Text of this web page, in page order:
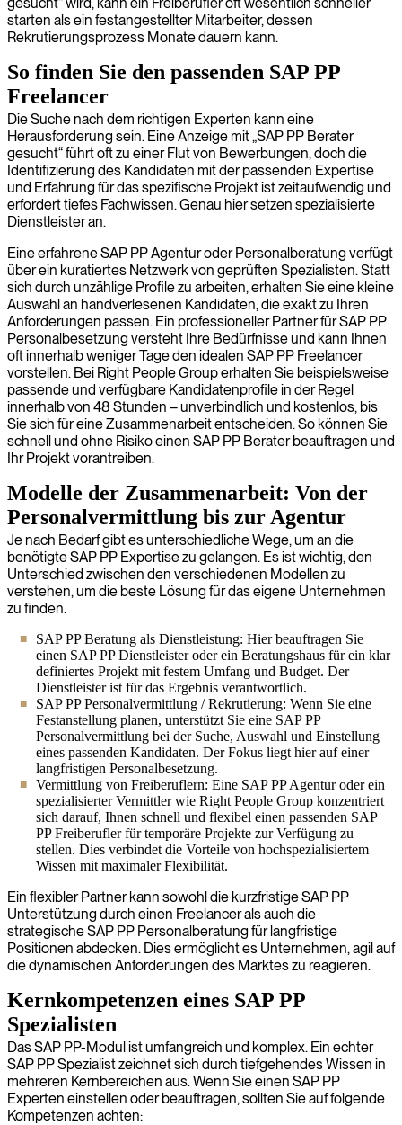
starten als ein festangestellter Mitarbeiter, dessen
Rekrutierungsprozess Monate dauern kann.
So finden Sie den passenden SAP PP
Freelancer
Die Suche nach dem richtigen Experten kann eine
Herausforderung sein. Eine Anzeige mit „SAP PP Berater
gesucht“ führt oft zu einer Flut von Bewerbungen, doch die
Identifizierung des Kandidaten mit der passenden Expertise
und Erfahrung für das spezifische Projekt ist zeitaufwendig und
erfordert tiefes Fachwissen. Genau hier setzen spezialisierte
Dienstleister an.
Eine erfahrene SAP PP Agentur oder Personalberatung verfügt
über ein kuratiertes Netzwerk von geprüften Spezialisten. Statt
sich durch unzählige Profile zu arbeiten, erhalten Sie eine kleine
Auswahl an handverlesenen Kandidaten, die exakt zu Ihren
Anforderungen passen. Ein professioneller Partner für SAP PP
Personalbesetzung versteht Ihre Bedürfnisse und kann Ihnen
oft innerhalb weniger Tage den idealen SAP PP Freelancer
vorstellen. Bei Right People Group erhalten Sie beispielsweise
passende und verfügbare Kandidatenprofile in der Regel
innerhalb von 48 Stunden – unverbindlich und kostenlos, bis
Sie sich für eine Zusammenarbeit entscheiden. So können Sie
schnell und ohne Risiko einen SAP PP Berater beauftragen und
Ihr Projekt vorantreiben.
Modelle der Zusammenarbeit: Von der
Personalvermittlung bis zur Agentur
Je nach Bedarf gibt es unterschiedliche Wege, um an die
benötigte SAP PP Expertise zu gelangen. Es ist wichtig, den
Unterschied zwischen den verschiedenen Modellen zu
verstehen, um die beste Lösung für das eigene Unternehmen
zu finden.
SAP PP Beratung als Dienstleistung: Hier beauftragen Sie
einen SAP PP Dienstleister oder ein Beratungshaus für ein klar
definiertes Projekt mit festem Umfang und Budget. Der
Dienstleister ist für das Ergebnis verantwortlich.
SAP PP Personalvermittlung / Rekrutierung: Wenn Sie eine
Festanstellung planen, unterstützt Sie eine SAP PP
Personalvermittlung bei der Suche, Auswahl und Einstellung
eines passenden Kandidaten. Der Fokus liegt hier auf einer
langfristigen Personalbesetzung.
Vermittlung von Freiberuflern: Eine SAP PP Agentur oder ein
spezialisierter Vermittler wie Right People Group konzentriert
sich darauf, Ihnen schnell und flexibel einen passenden SAP
PP Freiberufler für temporäre Projekte zur Verfügung zu
stellen. Dies verbindet die Vorteile von hochspezialisiertem
Wissen mit maximaler Flexibilität.
Ein flexibler Partner kann sowohl die kurzfristige SAP PP
Unterstützung durch einen Freelancer als auch die
strategische SAP PP Personalberatung für langfristige
Positionen abdecken. Dies ermöglicht es Unternehmen, agil auf
die dynamischen Anforderungen des Marktes zu reagieren.
Kernkompetenzen eines SAP PP
Spezialisten
Das SAP PP-Modul ist umfangreich und komplex. Ein echter
SAP PP Spezialist zeichnet sich durch tiefgehendes Wissen in
mehreren Kernbereichen aus. Wenn Sie einen SAP PP
Experten einstellen oder beauftragen, sollten Sie auf folgende
Kompetenzen achten: